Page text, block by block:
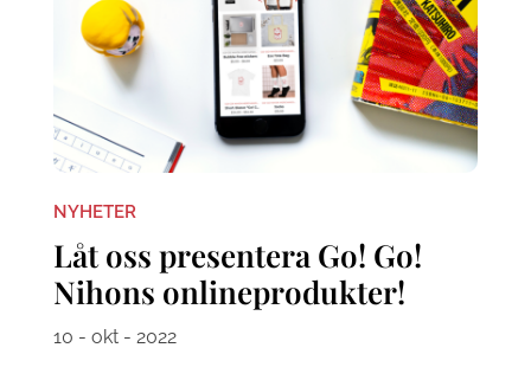
NYHETER
Låt oss presentera Go! Go!
Nihons onlineprodukter!
10 - okt - 2022